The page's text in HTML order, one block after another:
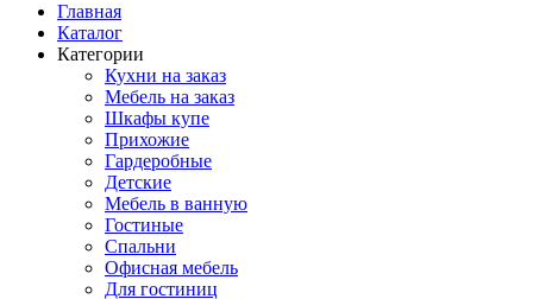
Главная
Каталог
Категории
Кухни на заказ
Мебель на заказ
Шкафы купе
Прихожие
Гардеробные
Детские
Мебель в ванную
Гостиные
Спальни
Офисная мебель
Для гостиниц